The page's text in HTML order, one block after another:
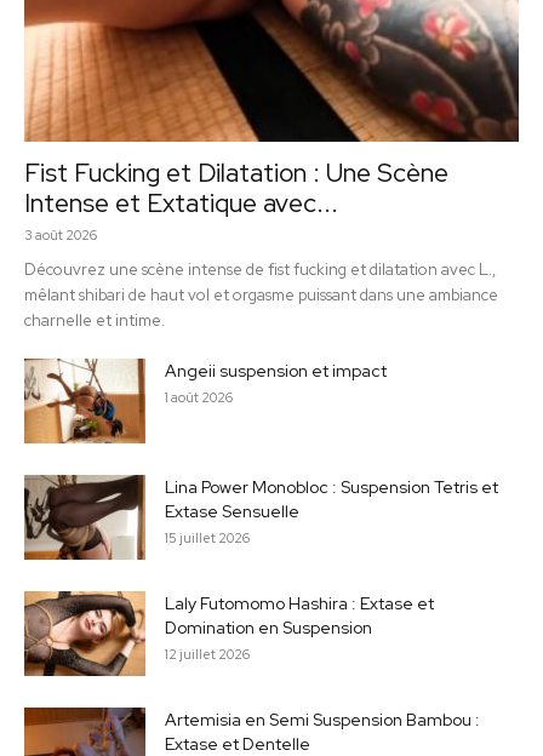
Fist Fucking et Dilatation : Une Scène
Intense et Extatique avec...
3 août 2026
Découvrez une scène intense de fist fucking et dilatation avec L.,
mêlant shibari de haut vol et orgasme puissant dans une ambiance
charnelle et intime.
Angeii suspension et impact
1 août 2026
Lina Power Monobloc : Suspension Tetris et
Extase Sensuelle
15 juillet 2026
Laly Futomomo Hashira : Extase et
Domination en Suspension
12 juillet 2026
Artemisia en Semi Suspension Bambou :
Extase et Dentelle